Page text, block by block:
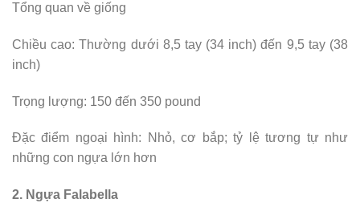
Tổng quan về giống
Chiều cao: Thường dưới 8,5 tay (34 inch) đến 9,5 tay (38
inch)
Trọng lượng: 150 đến 350 pound
Đặc điểm ngoại hình: Nhỏ, cơ bắp; tỷ lệ tương tự như
những con ngựa lớn hơn
2. Ngựa Falabella